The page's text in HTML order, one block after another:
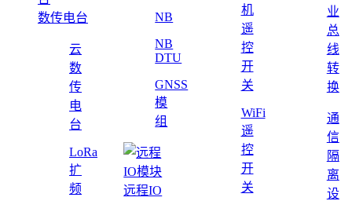
数传电台
云
数
传
电
台
LoRa
扩
频
NB
NB
DTU
GNSS
模
组
远程IO
机
遥
控
开
关
WiFi
遥
控
开
关
业
总
线
转
换
通
信
隔
离
设